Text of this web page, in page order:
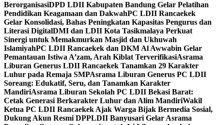
BerorganisasiDPD LDII Kabupaten Bandung Gelar Pelatihan
Pendidikan Keagamaan dan DakwahPC LDII Rancaekek
Gelar Konsolidasi, Bahas Peningkatan Kapasitas Pengurus dan
Literasi DigitalDMI dan LDII Kota Tasikmalaya Perkuat
Sinergi untuk Memakmurkan Masjid dan Ukhuwah
IslamiyahPC LDII Rancaekek dan DKM Al Awwabin Gelar
Pemantauan Istiwa A’zam, Arah Kiblat TerverifikasiAsrama
Liburan Generus LDII Rancaekek Tanamkan 29 Karakter
Luhur pada Remaja SMPAsrama Liburan Generus PC LDII
Soreang: Edukatif, Seru, dan Tanamkan Karakter
MandiriAsrama Liburan Sekolah PC LDII Bekasi Barat:
Cetak Generasi Berkarakter Luhur dan Alim MandiriWakil
Ketua PC LDII Rancaekek Ajak Warga Bijak Bermedia Sosial,
Dukung Akun Resmi DPPLDII Banyusari Gelar Asrama